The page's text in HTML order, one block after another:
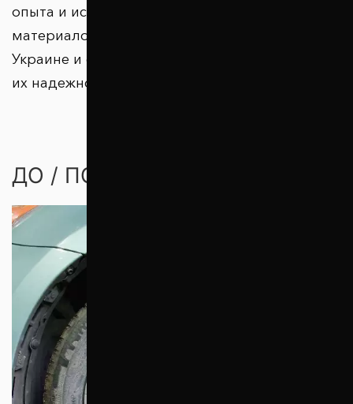
опыта и использования высококачественных
материалов. Тысячи довольных клиентов в
Украине и странах зарубежья подтверждают
их надежность.
ДО / ПОСЛЕ